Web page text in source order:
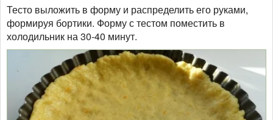
Тесто выложить в форму и распределить его руками,
формируя бортики. Форму с тестом поместить в
холодильник на 30-40 минут.